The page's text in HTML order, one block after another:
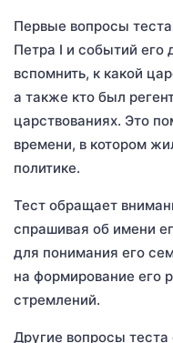
Первые вопросы
Петра I и событий его
вспомнить, к какой
а также кто был
царствованиях. Это
времени, в котором
политике.
Тест обращает
спрашивая об имени
для понимания его
на формирование его
стремлений.
Другие вопросы